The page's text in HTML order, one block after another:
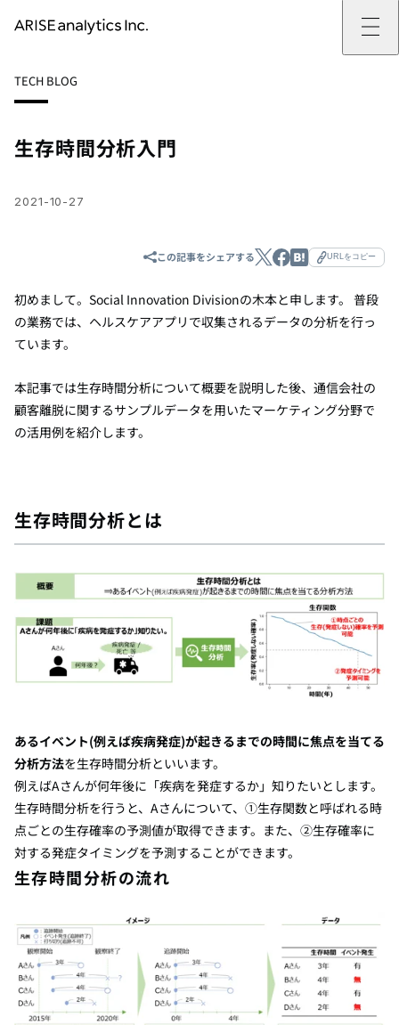
ARISE analyticsとはトップ
ミッション・バリュー
働きがいのある会社づくり
サービス
提供サービストップ
カスタマーサポート改革
ドローン・ビジネス活用
生成AI活用支援
実績
データドリブン改革の推進支援
新規事業の立ち上げ支援
企業情報
企業情報トップ
サステナビリティ
ニュース
プレスリリース
TECH BLOG
採用トップ
キャリア開発
働く環境
数字で見るARISE analytics
TECH BLOG
生存時間分析入門
2021-10-27
この記事をシェアする URLをコピー
初めまして。Social Innovation Divisionの木本と申します。 普段
の業務では、ヘルスケアアプリで収集されるデータの分析を行っ
ています。
本記事では生存時間分析について概要を説明した後、 通信会社の
顧客離脱に関するサンプルデータを用いたマーケティング分野で
の活用例を紹介します。
生存時間分析とは
あるイベント(例えば疾病発症)が起きるまでの時間に焦点を当てる
分析方法を生存時間分析といいます。
例えばAさんが何年後に「疾病を発症するか」知りたいとします。
生存時間分析を行うと、Aさんについて、①生存関数と呼ばれる時
点ごとの生存確率の予測値が取得できます。また、②生存確率に
対する発症タイミングを予測することができます。
生存時間分析の流れ